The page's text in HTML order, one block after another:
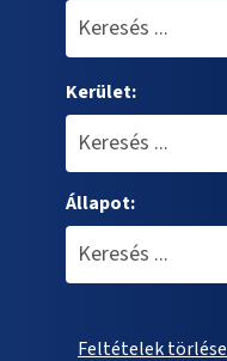
Kerület:
Állapot:
Feltételek törlése